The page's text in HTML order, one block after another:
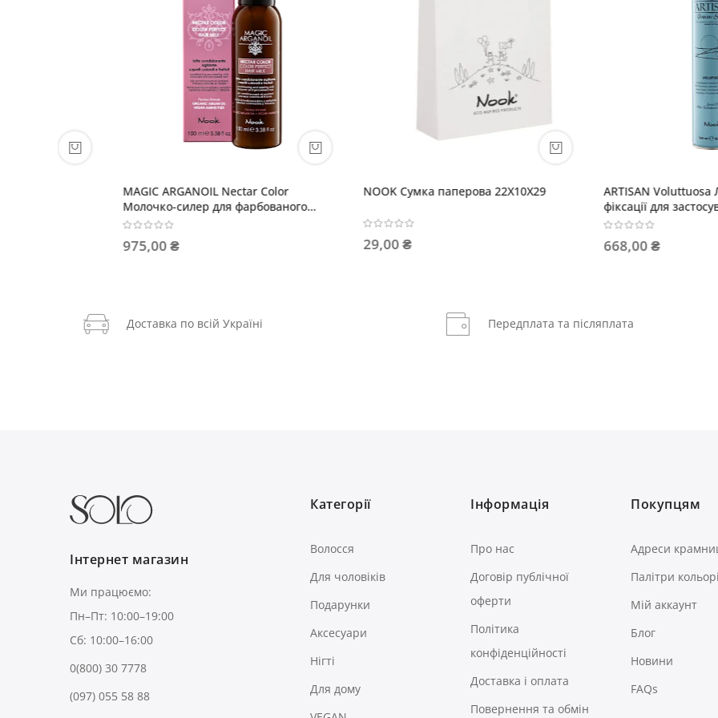
ARTISAN Voluttuosa Лак-спрей сильної
фіксації для застосування при вологій
668,00 ₴
DHC Leniderm Шампунь
заспокійливий
744,00 ₴
ARTISAN Lisciolina Крем
розгладження волосся
784,00 ₴
Доставка по всій Україні Передплата та післяплата
Інтернет магазин
Ми працюємо:
Пн–Пт: 10:00–19:00
Сб: 10:00–16:00
0(800) 30 7778
(097) 055 58 88
Категорії
Волосся
Для чоловіків
Подарунки
Аксесуари
Нігті
Для дому
Інформація
Про нас
Договір публічної
оферти
Політика
конфіденційності
Доставка і оплата
Повернення та обмін
Покупцям
Адреси
Палітри
Мій аккаунт
Блог
Новини
FAQs